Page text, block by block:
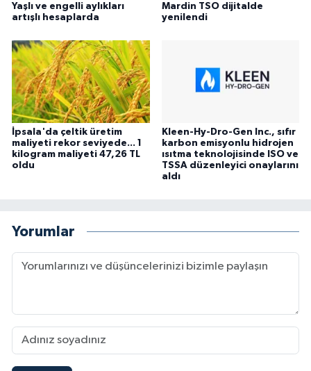
Yaşlı ve engelli aylıkları
artışlı hesaplarda
Mardin TSO dijitalde
yenilendi
İpsala'da çeltik üretim
maliyeti rekor seviyede... 1
kilogram maliyeti 47,26 TL
oldu
Kleen-Hy-Dro-Gen Inc., sıfır
karbon emisyonlu hidrojen
ısıtma teknolojisinde ISO ve
TSSA düzenleyici onaylarını
aldı
Yorumlar